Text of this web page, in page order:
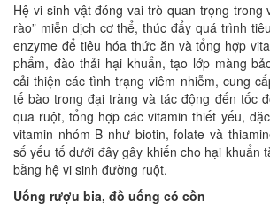
Hệ vi sinh vật đóng vai trò quan trọng trong
rào” miễn dịch cơ thể, thúc đẩy quá trình
enzyme để tiêu hóa thức ăn và tổng hợp
phẩm, đào thải hại khuẩn, tạo lớp màng
cải thiện các tình trạng viêm nhiễm, cung
tế bào trong đại tràng và tác động đến tốc
qua ruột, tổng hợp các vitamin thiết yếu,
vitamin nhóm B như biotin, folate và
số yếu tố dưới đây gây khiến cho hại khuẩn
bằng hệ vi sinh đường ruột.
Uống rượu bia, đồ uống có cồn